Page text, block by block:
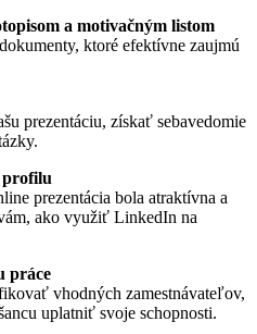
a motivačným listom
ktoré efektívne zaujmú
prezentáciu, získať sebavedomie
prezentácia bola atraktívna a
ako využiť LinkedIn na
práce
vhodných zamestnávateľov,
uplatniť svoje schopnosti.